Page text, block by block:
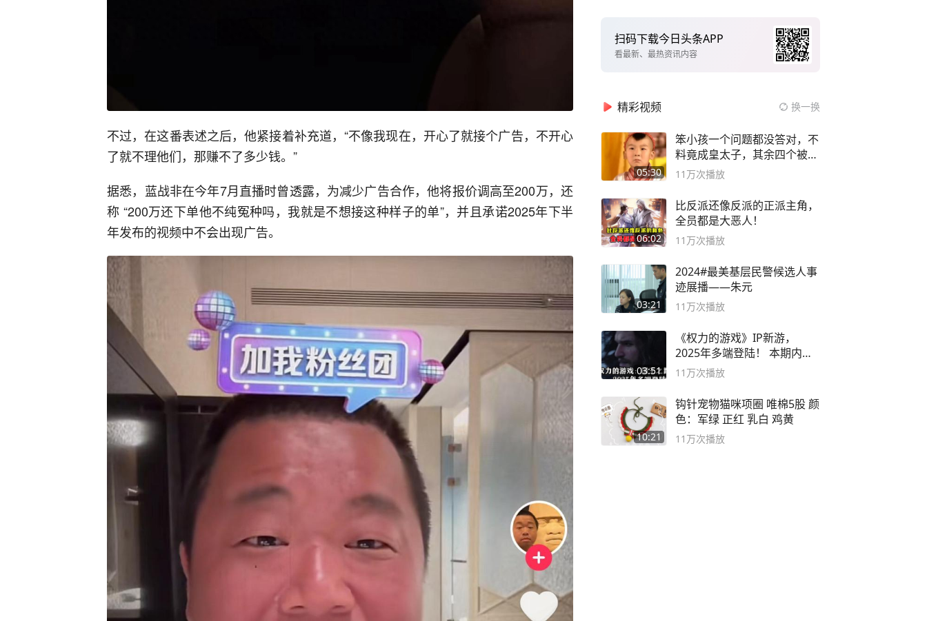
不过，在这番表述之后，他紧接着补充道，“不像我现在，开心了就接个广告，不开心
了就不理他们，那赚不了多少钱。”
据悉，蓝战非在今年7月直播时曾透露，为减少广告合作，他将报价调高至200万，还
称 “200万还下单他不纯冤种吗，我就是不想接这种样子的单”，并且承诺2025年下半
年发布的视频中不会出现广告。
扫码下载今日头条APP
看最新、最热资讯内容
精彩视频 换一换
05:30
笨小孩一个问题都没答对，不
料竟成皇太子，其余四个被处
死
11万次播放
06:02
比反派还像反派的正派主角，
全员都是大恶人！
11万次播放
03:21
2024#最美基层民警候选人事
迹展播——朱元
11万次播放
03:51
《权力的游戏》IP新游，
2025年多端登陆！ 本期内容
概要
11万次播放
10:21
钩针宠物猫咪项圈 唯棉5股 颜
色：军绿 正红 乳白 鸡黄
11万次播放